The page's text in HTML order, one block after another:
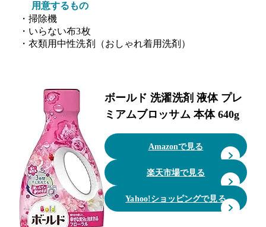
用意するもの
・掃除機
・いらない布3枚
・衣類用中性洗剤（おしゃれ着用洗剤）
ボールド 洗濯洗剤 液体 プレ
ミアムブロッサム 本体 640g
Amazonで見る
楽天市場で見る
Yahoo!ショッピングで見る